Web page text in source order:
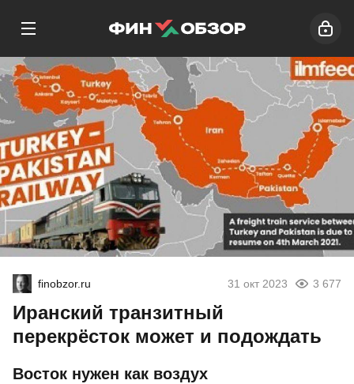
finobzor.ru 31 окт 2023 3 677
Иранский транзитный
перекрёсток может и подождать
Восток нужен как воздух